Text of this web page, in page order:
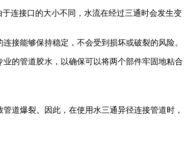
连接口的大小不同，水流在经过三通时会发生变
接能够保持稳定，不会受到损坏或破裂的风险。
的管道胶水，以确保可以将两个部件牢固地粘合
道爆裂。因此，在使用水三通异径连接管道时，